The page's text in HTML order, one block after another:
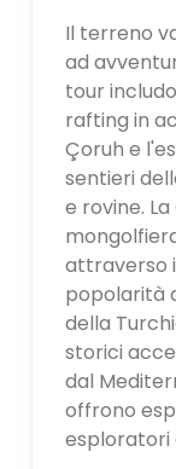
Il terreno
ad
tour
rafting in
Çoruh e
sentieri
e rovine.
attraverso
popolarità
della
storici
dal
offrono
esploratori